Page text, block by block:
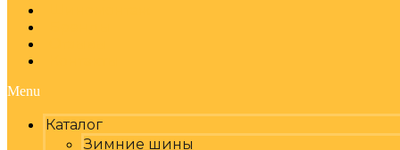
Menu
Каталог
Зимние шины